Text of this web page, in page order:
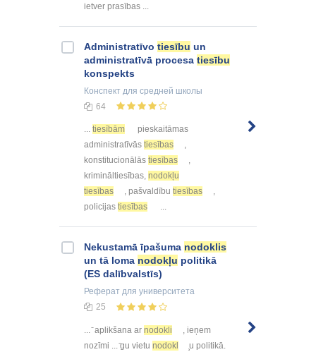
ietver prasības ...
Administratīvo tiesību un
administratīvā procesa tiesību
konspekts
Конспект для средней школы
64
... tiesībām
pieskaitāmas
administratīvās tiesības
,
konstitucionālās tiesības
,
krimināltiesības, nodokļu
tiesības
, pašvaldību tiesības
,
policijas tiesības ...
Nekustamā īpašuma nodoklis
un tā loma nodokļu politikā
(ES dalībvalstīs)
Реферат для университета
25
... ̄ aplikšana ar nodokli
, ieņem
nozīmi ... ̄gu vietu nodokl
̧u politikā.